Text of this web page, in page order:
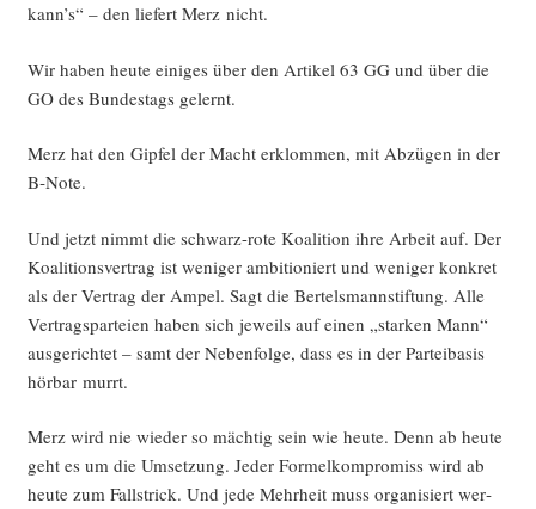
kann’s“ – den lie­fert Merz nicht.
Wir haben heu­te eini­ges über den Arti­kel 63 GG und über die
GO des Bun­des­tags gelernt.
Merz hat den Gip­fel der Macht erklom­men, mit Abzü­gen in der
B‑Note.
Und jetzt nimmt die schwarz-rote Koali­ti­on ihre Arbeit auf. Der
Koali­ti­ons­ver­trag ist weni­ger ambi­tio­niert und weni­ger kon­kret
als der Ver­trag der Ampel. Sagt die Ber­tels­mann­stif­tung. Alle
Ver­trags­par­tei­en haben sich jeweils auf einen „star­ken Mann“
aus­ge­rich­tet – samt der Neben­fol­ge, dass es in der Par­tei­ba­sis
hör­bar murrt.
Merz wird nie wie­der so mäch­tig sein wie heu­te. Denn ab heu­te
geht es um die Umset­zung. Jeder For­mel­kom­pro­miss wird ab
heu­te zum Fall­strick. Und jede Mehr­heit muss orga­ni­siert wer­